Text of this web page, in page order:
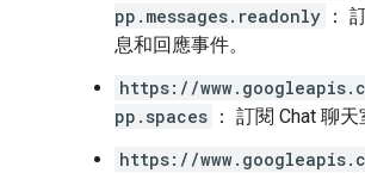
pp.messages.readonly ：
息和回應事件。
https://
pp.spaces ： 訂閱 Chat 聊天
https://